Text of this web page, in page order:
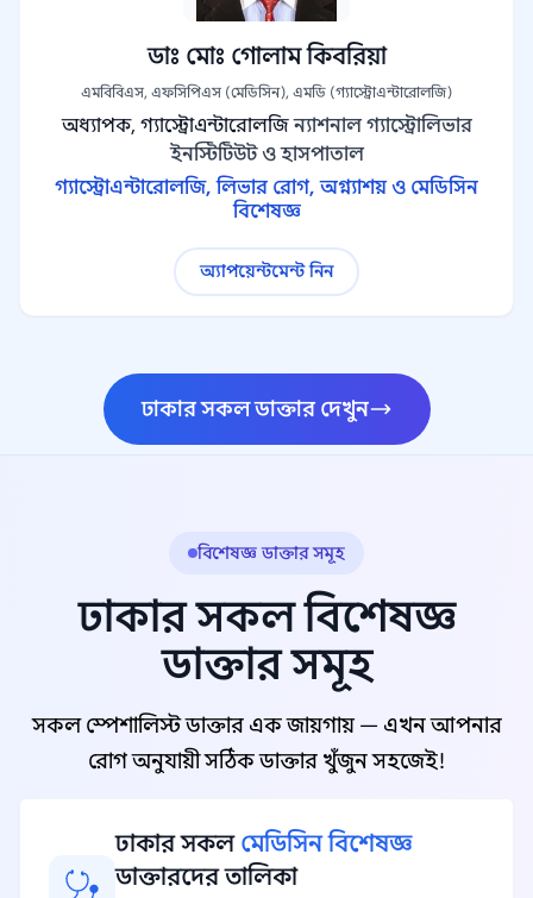
ডাঃ মোঃ গোলাম কিবরিয়া
এমবিবিএস, এফসিপিএস (মেডিসিন), এমডি (গ্যাস্ট্রোএন্টারোলজি)
অধ্যাপক, গ্যাস্ট্রোএন্টারোলজি ন্যাশনাল গ্যাস্ট্রোলিভার
ইনস্টিটিউট ও হাসপাতাল
গ্যাস্ট্রোএন্টারোলজি, লিভার রোগ, অগ্ন্যাশয় ও মেডিসিন
বিশেষজ্ঞ
অ্যাপয়েন্টমেন্ট নিন
ঢাকার সকল ডাক্তার দেখুন
বিশেষজ্ঞ ডাক্তার সমূহ
ঢাকার সকল বিশেষজ্ঞ
ডাক্তার সমূহ
সকল স্পেশালিস্ট ডাক্তার এক জায়গায় — এখন আপনার
রোগ অনুযায়ী সঠিক ডাক্তার খুঁজুন সহজেই!
ঢাকার সকল মেডিসিন বিশেষজ্ঞ
ডাক্তারদের তালিকা